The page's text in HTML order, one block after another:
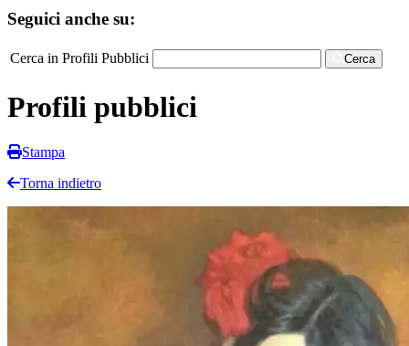
Seguici anche su:
Cerca in Profili Pubblici Cerca
Profili pubblici
Stampa
Torna indietro